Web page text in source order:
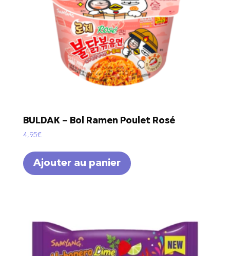
BULDAK – Bol Ramen Poulet Rosé
4,95€
Ajouter au panier